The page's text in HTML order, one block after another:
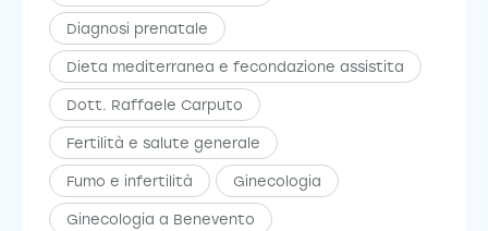
Diagnosi prenatale
Dieta mediterranea e fecondazione assistita
Dott. Raffaele Carputo
Fertilità e salute generale
Fumo e infertilità Ginecologia
Ginecologia a Benevento